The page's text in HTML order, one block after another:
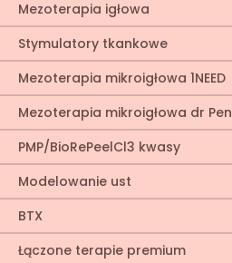
Mezoterapia igłowa
Stymulatory tkankowe
Mezoterapia mikroigłowa 1NEED
Mezoterapia mikroigłowa dr Pen
PMP/BioRePeelCl3 kwasy
Modelowanie ust
BTX
Łączone terapie premium